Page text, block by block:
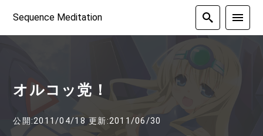
Sequence Meditation
オルコッ党！
公開:2011/04/18 更新:2011/06/30